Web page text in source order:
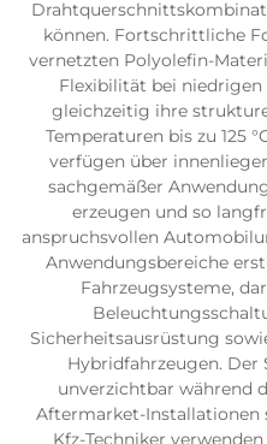
können. Fortschrittliche
vernetzten Polyolefin-
Flexibilität bei
gleichzeitig ihre
Temperaturen bis zu 125
verfügen über
sachgemäßer
erzeugen und so
anspruchsvollen
Anwendungsbereiche
Fahrzeugsysteme,
Sicherheitsausrüstung
Hybridfahrzeugen. Der
unverzichtbar während
Aftermarket-Installationen
Kfz-Techniker